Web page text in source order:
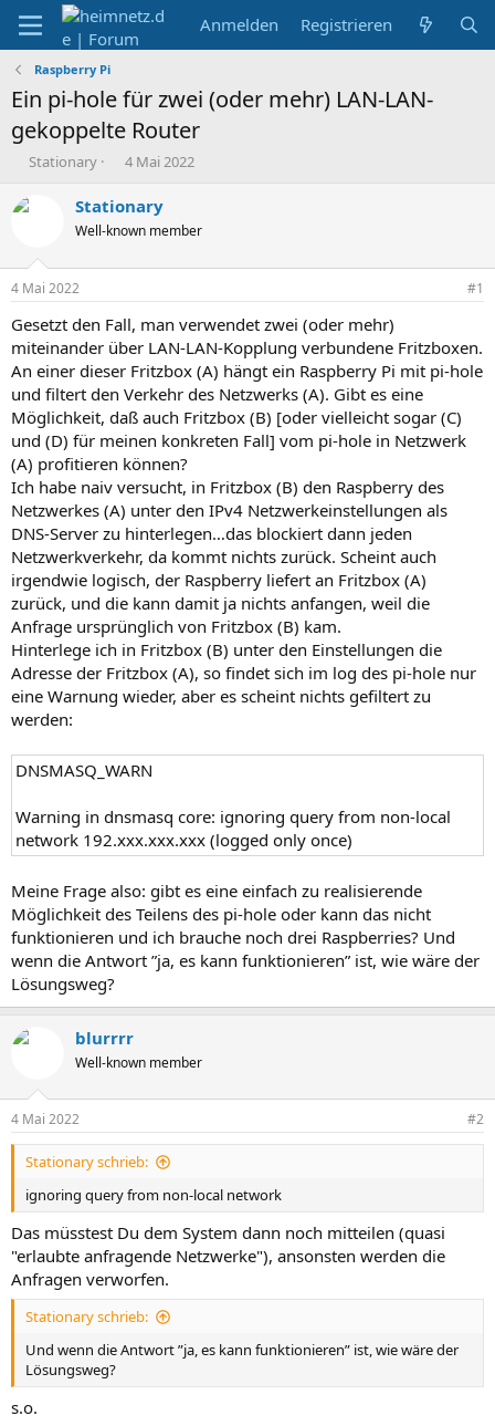
Anmelden Registrieren
Raspberry Pi
Ein pi-hole für zwei (oder mehr) LAN-LAN-
gekoppelte Router
E
s
l
e
r
Stationary
E
s
e
t
a
m
4 Mai 2022
Stationary
Well-known member
4 Mai 2022 #1
Gesetzt den Fall, man verwendet zwei (oder mehr)
miteinander über LAN-LAN-Kopplung verbundene Fritzboxen.
An einer dieser Fritzbox (A) hängt ein Raspberry Pi mit pi-hole
und filtert den Verkehr des Netzwerks (A). Gibt es eine
Möglichkeit, daß auch Fritzbox (B) [oder vielleicht sogar (C)
und (D) für meinen konkreten Fall] vom pi-hole in Netzwerk
(A) profitieren können?
Ich habe naiv versucht, in Fritzbox (B) den Raspberry des
Netzwerkes (A) unter den IPv4 Netzwerkeinstellungen als
DNS-Server zu hinterlegen…das blockiert dann jeden
Netzwerkverkehr, da kommt nichts zurück. Scheint auch
irgendwie logisch, der Raspberry liefert an Fritzbox (A)
zurück, und die kann damit ja nichts anfangen, weil die
Anfrage ursprünglich von Fritzbox (B) kam.
Hinterlege ich in Fritzbox (B) unter den Einstellungen die
Adresse der Fritzbox (A), so findet sich im log des pi-hole nur
eine Warnung wieder, aber es scheint nichts gefiltert zu
werden:
DNSMASQ_WARN
Warning in dnsmasq core: ignoring query from non-local
network 192.xxx.xxx.xxx (logged only once)
Meine Frage also: gibt es eine einfach zu realisierende
Möglichkeit des Teilens des pi-hole oder kann das nicht
funktionieren und ich brauche noch drei Raspberries? Und
wenn die Antwort ”ja, es kann funktionieren” ist, wie wäre der
Lösungsweg?
blurrrr
Well-known member
4 Mai 2022 #2
Stationary schrieb:
ignoring query from non-local network
Das müsstest Du dem System dann noch mitteilen (quasi
"erlaubte anfragende Netzwerke"), ansonsten werden die
Anfragen verworfen.
Stationary schrieb:
Und wenn die Antwort ”ja, es kann funktionieren” ist, wie wäre der
Lösungsweg?
s.o.